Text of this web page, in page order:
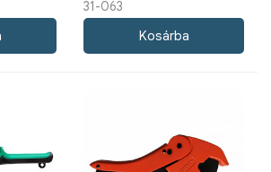
31-063